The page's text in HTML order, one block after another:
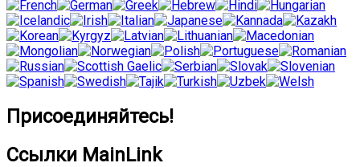
Присоединяйтесь!
Ссылки MainLink